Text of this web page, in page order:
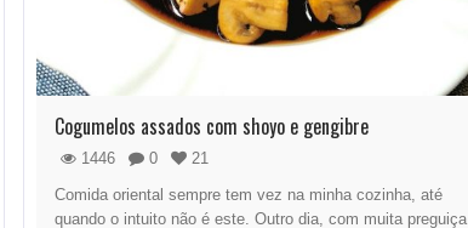
Cogumelos assados com shoyo e gengibre
1446 0
21
Comida oriental sempre tem vez na minha cozinha, até
quando o intuito não é este. Outro dia, com muita preguiça